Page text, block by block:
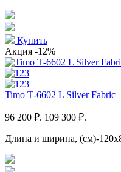
Купить
Акция -12%
Timo Т-6602 L Silver Fabric
96 200 ₽. 109 300 ₽.
Длина и ширина, (см)-